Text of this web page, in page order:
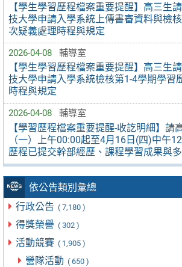
【學生學習歷程檔案重要提醒】高三生
技大學申請入學系統上傳書審資料與檢
次疑義處理時程與規定
2026-04-08 輔導室
【學生學習歷程檔案重要提醒】高三生
技大學申請入學系統檢核第1-4學期學習
時程與規定
2026-04-08 輔導室
【學習歷程檔案重要提醒-收訖明細】請
（一）上午00:00起至4月16日(四)中午
歷程已提交幹部經歷、課程學習成果與
依公告類別彙總
行政公告 ( 7,180 )
得獎榮譽 ( 302 )
活動競賽 ( 1,905 )
營隊活動 ( 650 )